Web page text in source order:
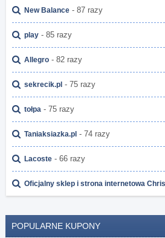
New Balance - 87 razy
play - 85 razy
Allegro - 82 razy
sekrecik.pl - 75 razy
tołpa - 75 razy
Taniaksiazka.pl - 74 razy
Lacoste - 66 razy
Oficjalny sklep i strona internetowa
POPULARNE KUPONY